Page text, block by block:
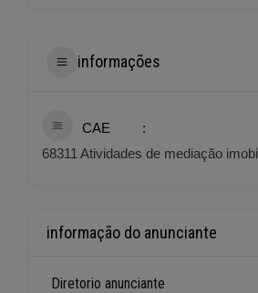
informações
CAE
68311 Atividades de mediação
informação do anunciante
Diretorio anunciante